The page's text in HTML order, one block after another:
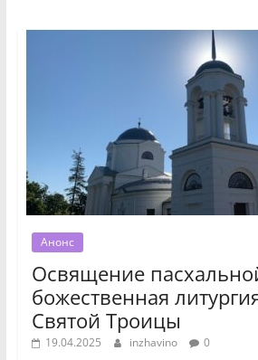
Анонс
Освящение
божественная
Святой Троицы
19.04.2025 inzhavino 0